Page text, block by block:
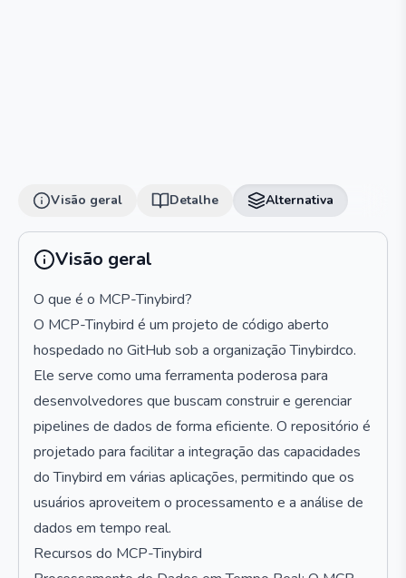
Visão geral Detalhe Alternativa
Visão geral
O que é o MCP-Tinybird?
O MCP-Tinybird é um projeto de código aberto
hospedado no GitHub sob a organização Tinybirdco.
Ele serve como uma ferramenta poderosa para
desenvolvedores que buscam construir e gerenciar
pipelines de dados de forma eficiente. O repositório é
projetado para facilitar a integração das capacidades
do Tinybird em várias aplicações, permitindo que os
usuários aproveitem o processamento e a análise de
dados em tempo real.
Recursos do MCP-Tinybird